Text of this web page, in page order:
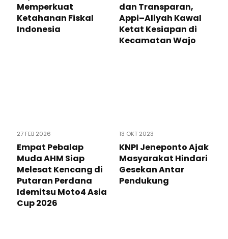
Memperkuat
Ketahanan Fiskal
Indonesia
dan Transparan,
Appi–Aliyah Kawal
Ketat Kesiapan di
Kecamatan Wajo
27 FEB 2026
Empat Pebalap
Muda AHM Siap
Melesat Kencang di
Putaran Perdana
Idemitsu Moto4 Asia
Cup 2026
13 OKT 2023
KNPI Jeneponto Ajak
Masyarakat Hindari
Gesekan Antar
Pendukung